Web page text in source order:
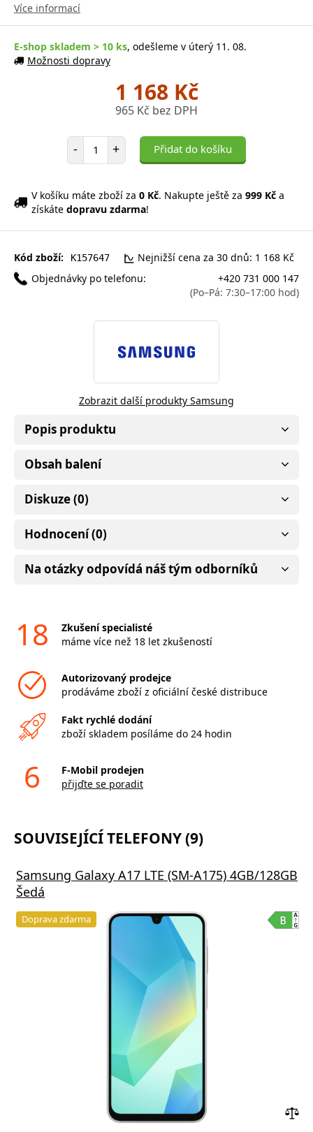
Více informací
E-shop skladem > 10 ks, odešleme v úterý 11. 08.
Možnosti dopravy
1 168 Kč
965 Kč bez DPH
- Počet položek
+ Přidat do košíku
V košíku máte zboží za 0 Kč. Nakupte ještě za 999 Kč a
získáte dopravu zdarma!
Kód zboží: K157647
Nejnižší cena za 30 dnů: 1 168 Kč
Objednávky po telefonu:
+420 731 000 147
(Po–Pá: 7:30–17:00 hod)
Zobrazit další produkty Samsung
Popis produktu
Obsah balení
Diskuze (0)
Hodnocení (0)
Na otázky odpovídá náš tým odborníků
18
Zkušení specialisté
máme více než 18 let zkušeností
Autorizovaný prodejce
prodáváme zboží z oficiální české distribuce
Fakt rychlé dodání
zboží skladem posíláme do 24 hodin
6
F-Mobil prodejen
přijďte se poradit
SOUVISEJÍCÍ TELEFONY (9)
Samsung Galaxy A17 LTE (SM-A175) 4GB/128GB
Šedá
Doprava zdarma